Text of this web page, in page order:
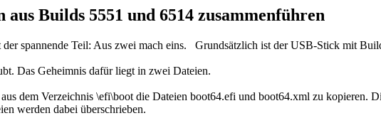
Builds 5551 und 6514 zusammenführen
spannende Teil: Aus zwei mach eins. Grundsätzlich ist der USB-Stick mit
Das Geheimnis dafür liegt in zwei Dateien.
dem Verzeichnis \efi\boot die Dateien boot64.efi und boot64.xml zu kopieren.
werden dabei überschrieben.